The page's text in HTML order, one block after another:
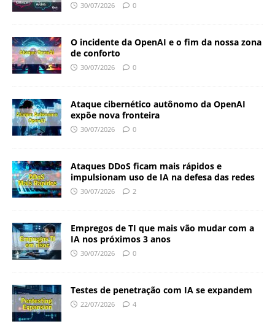
30/07/2026 0
O incidente da OpenAI e o fim da nossa zona
de conforto
30/07/2026 0
Ataque cibernético autônomo da OpenAI
expõe nova fronteira
30/07/2026 0
Ataques DDoS ficam mais rápidos e
impulsionam uso de IA na defesa das redes
30/07/2026 2
Empregos de TI que mais vão mudar com a
IA nos próximos 3 anos
30/07/2026 0
Testes de penetração com IA se expandem
22/07/2026 4